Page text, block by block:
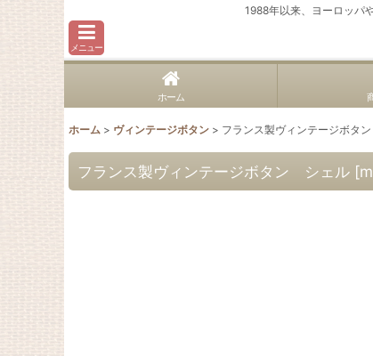
1988年以来、ヨーロッパ
メニュー
ホーム
ホーム > ヴィンテージボタン > フランス製ヴィンテージボタ
フランス製ヴィンテージボタン シェル [